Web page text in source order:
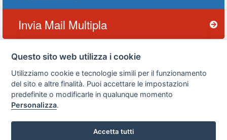
Invia Mail Multipla
Privacy
policy
Avviso
legale
Scrivici
Copyright © 2008
Questo sito web utilizza i cookie
Utilizziamo cookie e tecnologie simili per il funzionamento
del sito e altre finalità. Puoi accettare le impostazioni
predefinite o modificarle in qualunque momento
Personalizza.
Accetta tutti